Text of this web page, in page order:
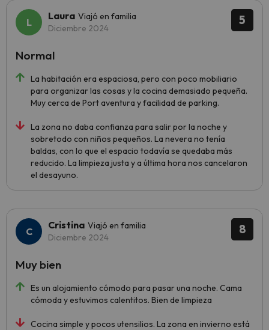
5
Laura Viajó en familia
Diciembre 2024
La habitación era espaciosa, pero con poco mobiliario
para organizar las cosas y la cocina demasiado pequeña.
Muy cerca de Port aventura y facilidad de parking.
La zona no daba confianza para salir por la noche y
sobretodo con niños pequeños. La nevera no tenía
baldas, con lo que el espacio todavía se quedaba más
reducido. La limpieza justa y a última hora nos cancelaron
el desayuno.
Normal
8
Cristina Viajó en familia
Diciembre 2024
Es un alojamiento cómodo para pasar una noche. Cama
cómoda y estuvimos calentitos. Bien de limpieza
Cocina simple y pocos utensilios. La zona en invierno está
Muy bien